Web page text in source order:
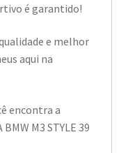
é garantido!
e melhor
aqui na
encontra a
M3 STYLE 39